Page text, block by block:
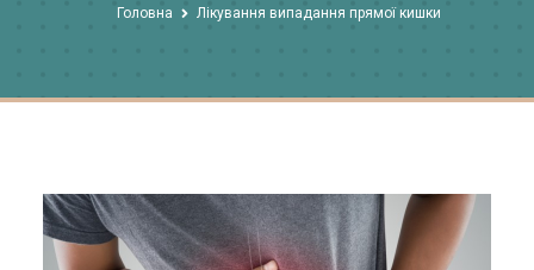
Головна Лікування випадання прямої кишки